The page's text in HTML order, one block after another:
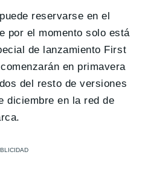
reservarse en el
por el momento solo está
de lanzamiento First
en primavera
del resto de versiones
diciembre en la red de